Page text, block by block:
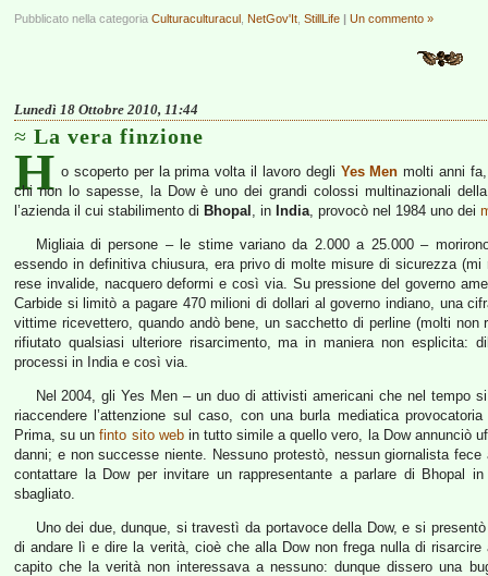
Pubblicato nella categoria Culturaculturacul NetGov'It StillLife | Un commento »
Lunedì 18 Ottobre 2010, 11:44
La vera finzione
H o scoperto per la prima volta il lavoro degli Yes Men molti anni
chi non lo sapesse, la Dow è uno dei grandi colossi multinazionali
l’azienda il cui stabilimento di Bhopal , in India, provocò nel 1984 uno dei
Migliaia di persone – le stime variano da 2.000 a 25.000 –
essendo in definitiva chiusura, era privo di molte misure di sicurezza
rese invalide, nacquero deformi e così via. Su pressione del governo
Carbide si limitò a pagare 470 milioni di dollari al governo indiano, una
vittime ricevettero, quando andò bene, un sacchetto di perline (molti
rifiutato qualsiasi ulteriore risarcimento, ma in maniera non esplicita:
processi in India e così via.
Nel 2004, gli Yes Men – un duo di attivisti americani che nel tempo
riaccendere l’attenzione sul caso, con una burla mediatica
Prima, su unfinto sito webin tutto simile a quello vero, la Dow annunciò
danni; e non successe niente. Nessuno protestò, nessun giornalista
contattare la Dow per invitare un rappresentante a parlare di Bhopal
sbagliato.
Uno dei due, dunque, si travestì da portavoce della Dow, e si
di andare lì e dire la verità, cioè che alla Dow non frega nulla di
capito che la verità non interessava a nessuno: dunque dissero una